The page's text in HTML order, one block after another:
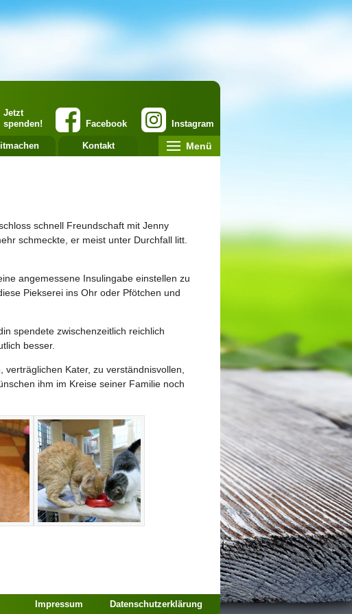
Instagram
Facebook
Jetzt
spenden!
Kontakt Menü
schnell Freundschaft mit Jenny
schmeckte, er meist unter Durchfall litt.
angemessene Insulingabe einstellen zu
Piekserei ins Ohr oder Pfötchen und
spendete zwischenzeitlich reichlich
besser.
Kater, zu verständnisvollen,
ihm im Kreise seiner Familie noch
Impressum Datenschutzerklärung